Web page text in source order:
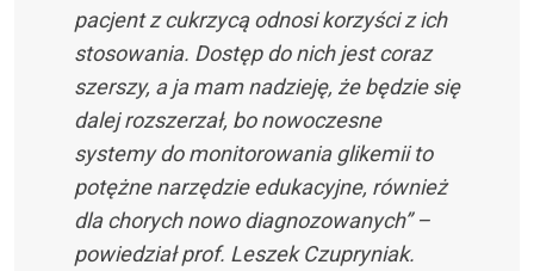
pacjent z cukrzycą odnosi korzyści z ich
stosowania. Dostęp do nich jest coraz
szerszy, a ja mam nadzieję, że będzie się
dalej rozszerzał, bo nowoczesne
systemy do monitorowania glikemii to
potężne narzędzie edukacyjne, również
dla chorych nowo diagnozowanych” –
powiedział prof. Leszek Czupryniak.